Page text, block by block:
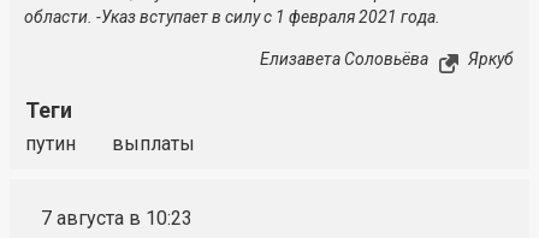
области. -Указ вступает в силу с 1 февраля 2021 года.
Елизавета Соловьёва Яркуб
Теги
путин выплаты
7 августа в 10:23